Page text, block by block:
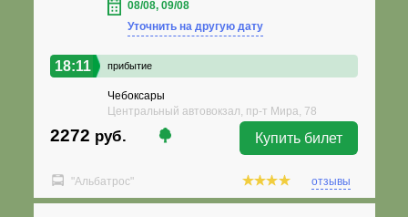
08/08, 09/08
Уточнить на другую дату
18:11 прибытие
Чебоксары
Центральный автовокзал, пр-т Мира, 78
2272 руб. Купить билет
"Альбатрос" отзывы